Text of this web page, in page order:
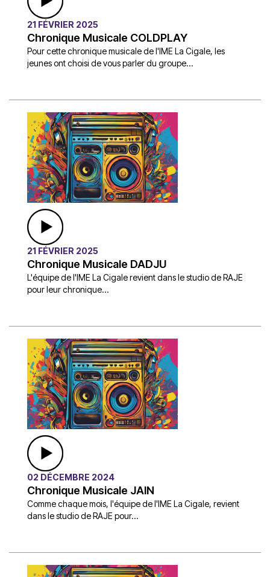
21 FÉVRIER 2025
Chronique Musicale COLDPLAY
Pour cette chronique musicale de l'IME La Cigale, les
jeunes ont choisi de vous parler du groupe...
21 FÉVRIER 2025
Chronique Musicale DADJU
L'équipe de l'IME La Cigale revient dans le studio de RAJE
pour leur chronique...
02 DÉCEMBRE 2024
Chronique Musicale JAIN
Comme chaque mois, l'équipe de l'IME La Cigale, revient
dans le studio de RAJE pour...